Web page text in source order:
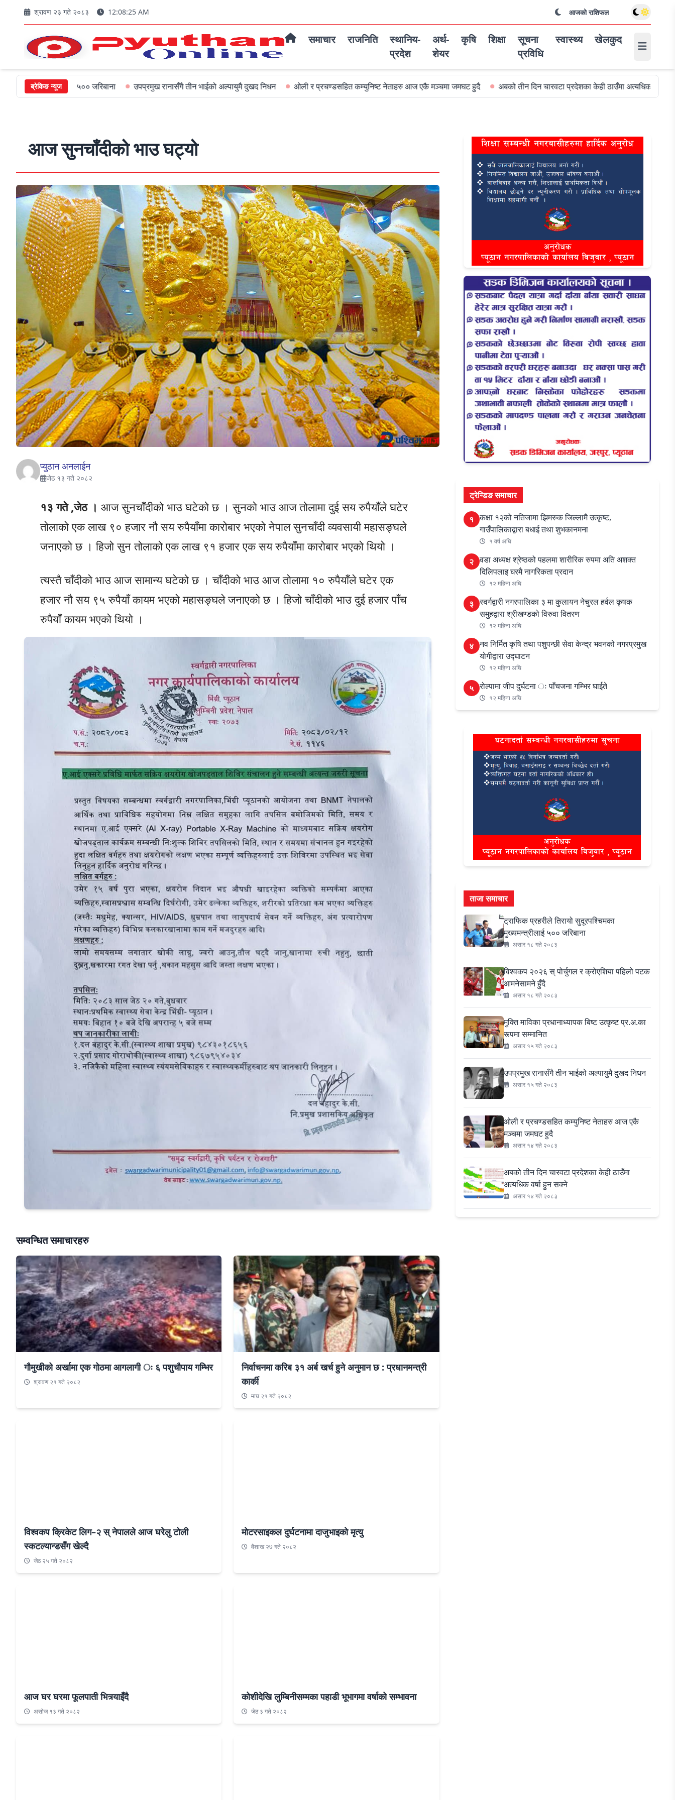
श्रावण २३ गते २०८३ 12:08:27 AM आजको राशिफल
समाचार राजनिति
स्थानिय-
प्रदेश
अर्थ-
शेयर
कृषि शिक्षा
सूचना
प्रविधि
स्वास्थ्य खेलकुद
ब्रेकिङ न्यूज
५०० जरिबाना उपप्रमुख रानासँगै तीन भाईको अल्पायुमै दुखद निधन ओली र प्रचण्डसहित कम्युनिष्ट नेताहरु आज एकै मञ्चमा जमघट हुदै अबको तीन दिन चारवटा प्रदेशका केही ठाउँमा अत्यधिक वर्षा हुन सक्ने
आज सुनचाँदीको भाउ घट्यो
प्युठान अनलाईन
जेठ १३ गते २०८२
१३ गते ,जेठ । आज सुनचाँदीको भाउ घटेको छ । सुनको भाउ आज तोलामा दुई सय रुपैयाँले घटेर
तोलाको एक लाख ९० हजार नौ सय रुपैयाँमा कारोबार भएको नेपाल सुनचाँदी व्यवसायी महासङ्घले
जनाएको छ । हिजो सुन तोलाको एक लाख ९१ हजार एक सय रुपैयाँमा कारोबार भएको थियो ।
त्यस्तै चाँदीको भाउ आज सामान्य घटेको छ । चाँदीको भाउ आज तोलामा १० रुपैयाँले घटेर एक
हजार नौ सय ९५ रुपैयाँ कायम भएको महासङ्घले जनाएको छ । हिजो चाँदीको भाउ दुई हजार पाँच
रुपैयाँ कायम भएको थियो ।
सम्वन्धित समाचारहरु
गौमुखीको अर्खामा एक गोठमा आगलागी ः ६ पशुचौपाय गम्भिर
श्रावण २१ गते २०८२
निर्वाचनमा करिब ३१ अर्ब खर्च हुने अनुमान छ : प्रधानमन्त्री
कार्की
माघ २१ गते २०८२
विश्वकप क्रिकेट लिग–२ स् नेपालले आज घरेलु टोली
स्कटल्यान्डसँग खेल्दै
जेठ २५ गते २०८२
मोटरसाइकल दुर्घटनामा दाजुभाइको मृत्यु
वैशाख २७ गते २०८२
आज घर घरमा फूलपाती भित्र्याइँदै
असाेज १३ गते २०८२
कोशीदेखि लुम्बिनीसम्मका पहाडी भूभागमा वर्षाको सम्भावना
जेठ ३ गते २०८२
ट्रेन्डिङ समाचार
१ कक्षा १२को नतिजामा झिमरुक जिल्लामै उत्कृष्ट,
गाउँपालिकाद्वारा बधाई तथा शुभकानमना
१ वर्ष अघि
२ वडा अध्यक्ष श्रेष्ठको पहलमा शारीरिक रुपमा अति अशक्त
दिलिपलाइ घरमै नागरिकता प्रदान
१२ महिना अघि
३ स्वर्गद्वारी नगरपालिका ३ मा कुलायन नेचुरल हर्वल कृषक
समुहद्वारा श्रीखण्डको विरुवा वितरण
१२ महिना अघि
४ नव निर्मित कृषि तथा पशुपन्छी सेवा केन्द्र भवनको नगरप्रमुख
योगीद्वारा उद्घाटन
१२ महिना अघि
५ रोल्पामा जीप दुर्घटना ः पाँचजना गम्भिर घाईते
१२ महिना अघि
ताजा समाचार
ट्राफिक प्रहरीले तिरायो सुदूरपश्चिमका
मुख्यमन्त्रीलाई ५०० जरिबाना
असार १८ गते २०८३
विश्वकप २०२६ स् पोर्चुगल र क्रोएशिया पहिलो पटक
आमनेसामने हुँदै
असार १८ गते २०८३
मुक्ति माविका प्रधानाध्यापक बिष्ट उत्कृष्ट प्र.अ.का
रूपमा सम्मानित
असार १५ गते २०८३
उपप्रमुख रानासँगै तीन भाईको अल्पायुमै दुखद निधन
असार १५ गते २०८३
ओली र प्रचण्डसहित कम्युनिष्ट नेताहरु आज एकै
मञ्चमा जमघट हुदै
असार १४ गते २०८३
अबको तीन दिन चारवटा प्रदेशका केही ठाउँमा
अत्यधिक वर्षा हुन सक्ने
असार १४ गते २०८३